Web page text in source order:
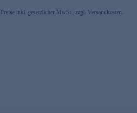
inkl. gesetzlicher MwSt., zzgl. Versandkosten.